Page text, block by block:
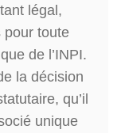
légal,
pour toute
de l’INPI.
la décision
qu’il
unique